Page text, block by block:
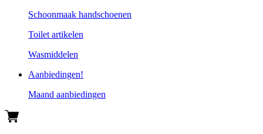
Schoonmaak handschoenen
Toilet artikelen
Wasmiddelen
Aanbiedingen!
Maand aanbiedingen